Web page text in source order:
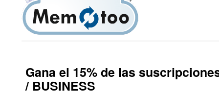
Gana el 15% de las
/ BUSINESS